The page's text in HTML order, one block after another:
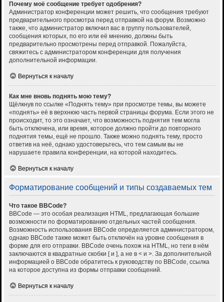
Почему моё сообщение требует одобрения?
Администратор конференции может решить, что сообщения требуют
предварительного просмотра перед отправкой на форум. Возможно
также, что администратор включил вас в группу пользователей,
сообщения которых, по его или её мнению, должны быть
предварительно просмотрены перед отправкой. Пожалуйста,
свяжитесь с администратором конференции для получения
дополнительной информации.
Вернуться к началу
Как мне вновь поднять мою тему?
Щёлкнув по ссылке «Поднять тему» при просмотре темы, вы можете
«поднять» её в верхнюю часть первой страницы форума. Если этого не
происходит, то это означает, что возможность поднятия тем могла
быть отключена, или время, которое должно пройти до повторного
поднятия темы, ещё не прошло. Также можно поднять тему, просто
ответив на неё, однако удостоверьтесь, что тем самым вы не
нарушаете правила конференции, на которой находитесь.
Вернуться к началу
Форматирование сообщений и типы создаваемых тем
Что такое BBCode?
BBCode — это особая реализация HTML, предлагающая большие
возможности по форматированию отдельных частей сообщения.
Возможность использования BBCode определяется администратором,
однако BBCode также может быть отключён на уровне сообщения в
форме для его отправки. BBCode очень похож на HTML, но теги в нём
заключаются в квадратные скобки [ и ], а не в < и >. За дополнительной
информацией о BBCode обратитесь к руководству по BBCode, ссылка
на которое доступна из формы отправки сообщений.
Вернуться к началу